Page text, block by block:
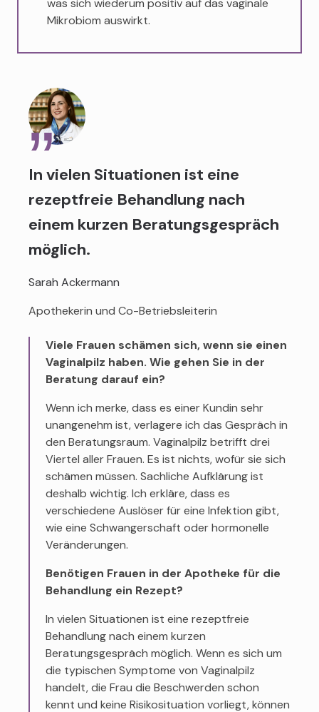
was sich wiederum positiv auf das vaginale
Mikrobiom auswirkt.
In vielen Situationen ist eine
rezeptfreie Behandlung nach
einem kurzen Beratungsgespräch
möglich.
Sarah Ackermann
Apothekerin und Co-Betriebsleiterin
Viele Frauen schämen sich, wenn sie einen
Vaginalpilz haben. Wie gehen Sie in der
Beratung darauf ein?
Wenn ich merke, dass es einer Kundin sehr
unangenehm ist, verlagere ich das Gespräch in
den Beratungsraum. Vaginalpilz betrifft drei
Viertel aller Frauen. Es ist nichts, wofür sie sich
schämen müssen. Sachliche Aufklärung ist
deshalb wichtig. Ich erkläre, dass es
verschiedene Auslöser für eine Infektion gibt,
wie eine Schwangerschaft oder hormonelle
Veränderungen.
Benötigen Frauen in der Apotheke für die
Behandlung ein Rezept?
In vielen Situationen ist eine rezeptfreie
Behandlung nach einem kurzen
Beratungsgespräch möglich. Wenn es sich um
die typischen Symptome von Vaginalpilz
handelt, die Frau die Beschwerden schon
kennt und keine Risikosituation vorliegt, können